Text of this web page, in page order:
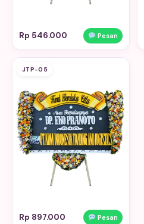
Rp 546.000 Pesan
JTP-05
Rp 897.000 Pesan